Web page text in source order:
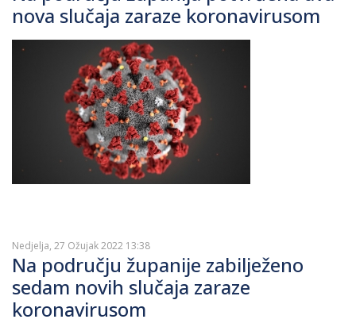
nova slučaja zaraze koronavirusom
Nedjelja, 27 Ožujak 2022 13:38
Na području županije zabilježeno
sedam novih slučaja zaraze
koronavirusom